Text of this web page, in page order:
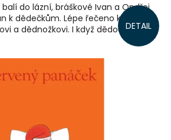
DETAIL
do lázní, bráškové Ivan a Ondřej
k dědečkům. Lépe řečeno k
a dědnožkovi. I když dědouško